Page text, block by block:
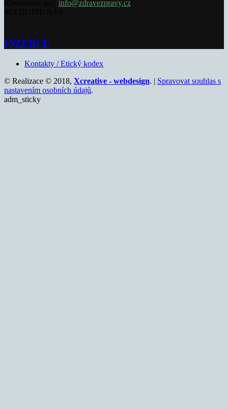
info@zdravezpravy.cz
INZERCE
Kontakty / Etický kodex
© Realizace © 2018, Xcreative - webdesign. | Spravovat souhlas s
nastavením osobních údajů.
adm_sticky